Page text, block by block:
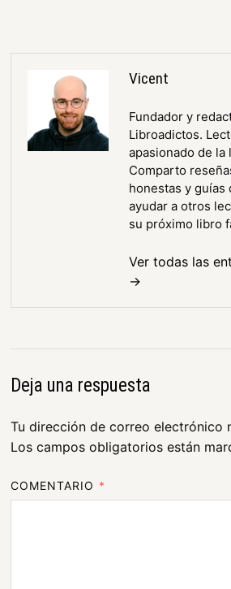
Vicent
Fundador y
Libroadictos.
apasionado de la
Comparto
honestas y guías
ayudar a otros
su próximo libro
Ver todas las
→
Deja una respuesta
Tu dirección de correo electrónico
Los campos obligatorios están
COMENTARIO *